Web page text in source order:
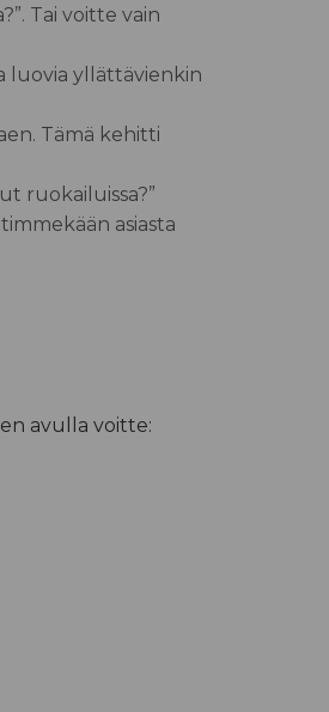
. Tai voitte vain
luovia yllättävienkin
Tämä kehitti
ruokailuissa?”
asiasta
avulla voitte: